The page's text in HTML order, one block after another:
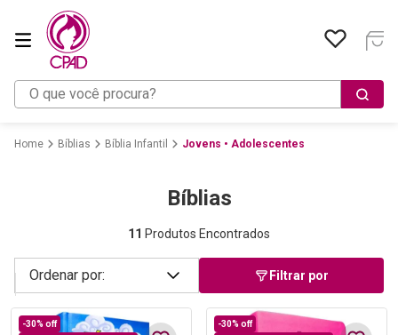
O que você procura?
Bíblias Bíblia Infantil Jovens • Adolescentes
Bíblias
11 Produtos Encontrados
Filtrar por
-30% off
-30% off